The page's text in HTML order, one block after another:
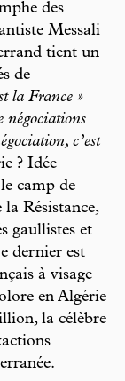
des
Messali
tient un
de
la France »
négociations
c’est
? Idée
camp de
Résistance,
gaullistes et
dernier est
à visage
en Algérie
la célèbre